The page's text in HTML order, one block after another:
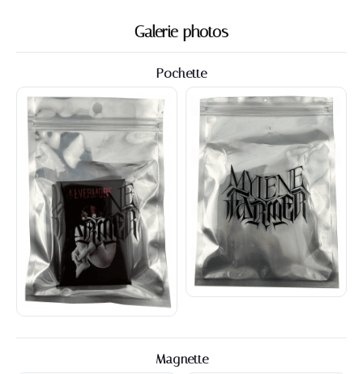
Galerie photos
Pochette
Magnette